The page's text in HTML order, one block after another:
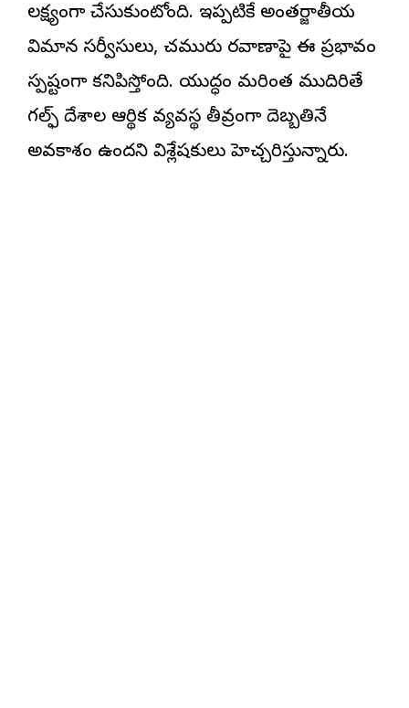
లక్ష్యంగా చేసుకుంటోంది. ఇప్పటికే అంతర్జాతీయ
విమాన సర్వీసులు, చమురు రవాణాపై ఈ ప్రభావం
స్పష్టంగా కనిపిస్తోంది. యుద్ధం మరింత ముదిరితే
గల్ఫ్ దేశాల ఆర్థిక వ్యవస్థ తీవ్రంగా దెబ్బతినే
అవకాశం ఉందని విశ్లేషకులు హెచ్చరిస్తున్నారు.